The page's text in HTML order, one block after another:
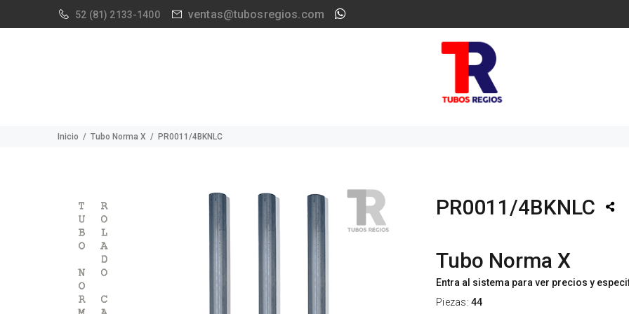
52 (81) 2133-1400 ventas@tubosregios.com
Inicio Tubo Norma X PR0011/4BKNLC
PR0011/4BKNLC
Tubo Norma X
Entra al sistema para ver precios y
Piezas:44